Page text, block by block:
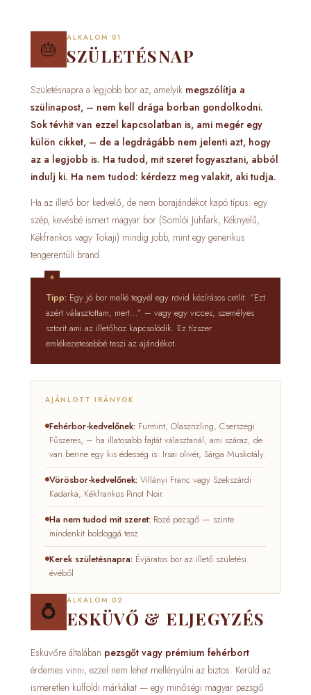
🎂
ALKALOM 01
SZÜLETÉSNAP
Születésnapra a legjobb bor az, amelyik megszólítja a
szülinapost, – nem kell drága borban gondolkodni.
Sok tévhit van ezzel kapcsolatban is, ami megér egy
külön cikket, – de a legdrágább nem jelenti azt, hogy
az a legjobb is. Ha tudod, mit szeret fogyasztani, abból
indulj ki. Ha nem tudod: kérdezz meg valakit, aki tudja.
Ha az illető bor kedvelő, de nem borajándékot kapó típus: egy
szép, kevésbé ismert magyar bor (Somlói Juhfark, Kéknyelű,
Kékfrankos vagy Tokaji) mindig jobb, mint egy generikus
tengerentúli brand.
Tipp: Egy jó bor mellé tegyél egy rövid kézírásos cetlit: “Ezt
azért választottam, mert…” – vagy egy vicces, személyes
sztorit ami az illetőhöz kapcsolódik. Ez tízszer
emlékezetesebbé teszi az ajándékot.
AJÁNLOTT IRÁNYOK
Fehérbor-kedvelőnek: Furmint, Olaszrizling, Cserszegi
Fűszeres, – ha illatosabb fajtát választanál, ami száraz, de
van benne egy kis édesség is: Irsai olivér, Sárga Muskotály.
Vörösbor-kedvelőnek: Villányi Franc vagy Szekszárdi
Kadarka, Kékfrankos Pinot Noir.
Ha nem tudod mit szeret: Rozé pezsgő — szinte
mindenkit boldoggá tesz
Kerek születésnapra: Évjáratos bor az illető születési
évéből
💍
ALKALOM 02
ESKÜVŐ & ELJEGYZÉS
Esküvőre általában pezsgőt vagy prémium fehérbort
érdemes vinni, ezzel nem lehet mellényúlni az biztos. Kerüld az
ismeretlen külföldi márkákat — egy minőségi magyar pezsgő